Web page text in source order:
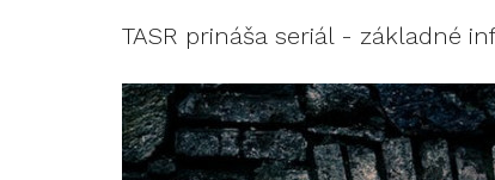
TASR prináša seriál - základné